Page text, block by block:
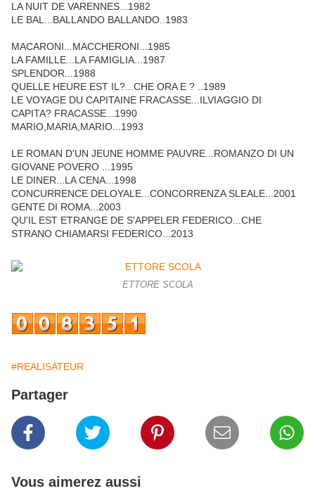
LA NUIT DE VARENNES...1982
LE BAL...BALLANDO BALLANDO..1983
MACARONI...MACCHERONI...1985
LA FAMILLE...LA FAMIGLIA...1987
SPLENDOR...1988
QUELLE HEURE EST IL?...CHE ORA E ? ..1989
LE VOYAGE DU CAPITAINE FRACASSE...ILVIAGGIO DI
CAPITA? FRACASSE...1990
MARIO,MARIA,MARIO...1993
LE ROMAN D'UN JEUNE HOMME PAUVRE...ROMANZO DI UN
GIOVANE POVERO ...1995
LE DINER...LA CENA...1998
CONCURRENCE DELOYALE...CONCORRENZA SLEALE...2001
GENTE DI ROMA...2003
QU'IL EST ETRANGE DE S'APPELER FEDERICO...CHE
STRANO CHIAMARSI FEDERICO...2013
ETTORE SCOLA
#REALISATEUR
Partager
Vous aimerez aussi